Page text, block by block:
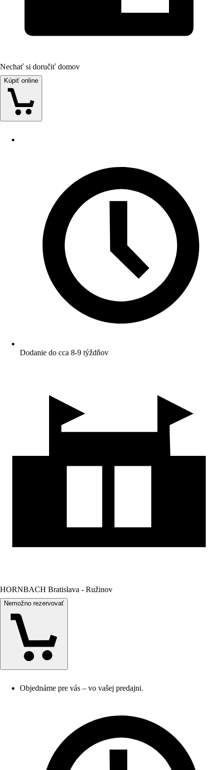
Nechať si doručiť domov
Kúpiť online
Dodanie do cca 8-9 týždňov
HORNBACH Bratislava - Ružinov
Nemožno rezervovať
Objednáme pre vás – vo vašej predajni.